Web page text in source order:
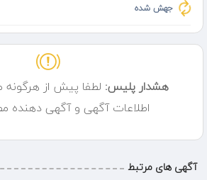
جهش شده
هشدار پلیس: لطفا پیش از هرگونه
اطلاعات آگهی و آگهی دهنده
آگهی های مرتبط